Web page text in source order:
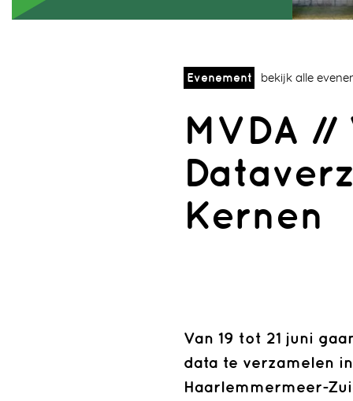
Evenement bekijk alle
MVDA
Kernen
Van 19 tot 21 juni
data te verzamelen
Haarlemmermeer-